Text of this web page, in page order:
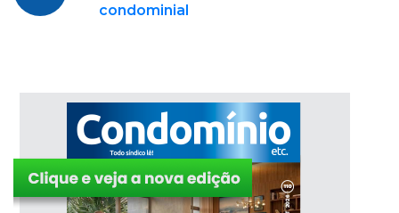
condominial